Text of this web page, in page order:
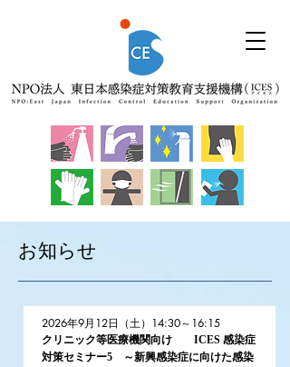
​お知らせ
2026年9月12日（土）14:30～16:15
クリニック等医療機関向け ICES 感染症
対策セミナー5 ～新興感染症に向けた感染